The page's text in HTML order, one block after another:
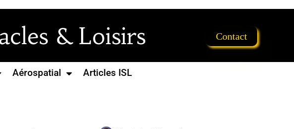
& Loisirs Contact
Aérospatial Articles ISL